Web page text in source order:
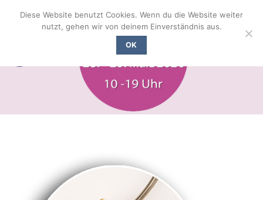
Inhalt
Diese Website benutzt Cookies. Wenn du die Website weiter
nutzt, gehen wir von deinem Einverständnis aus.
OK